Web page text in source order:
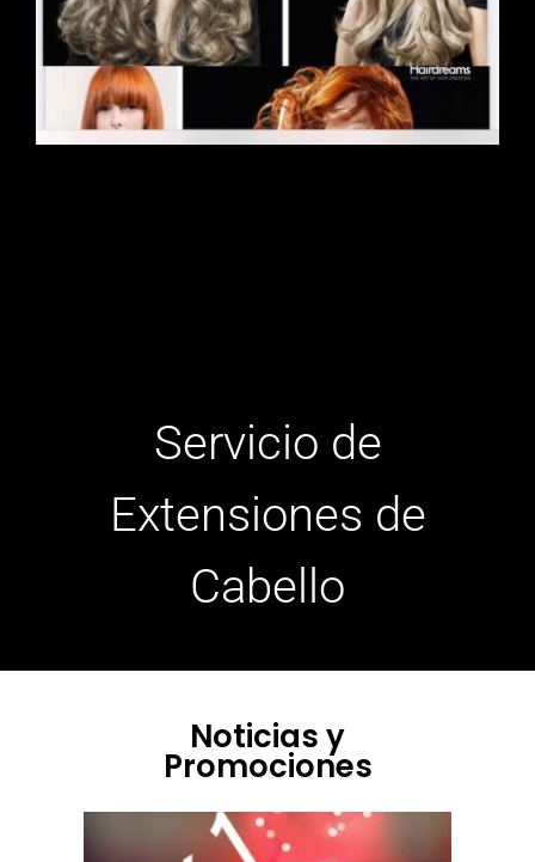
Servicio de
Extensiones de
Cabello
Noticias y
Promociones